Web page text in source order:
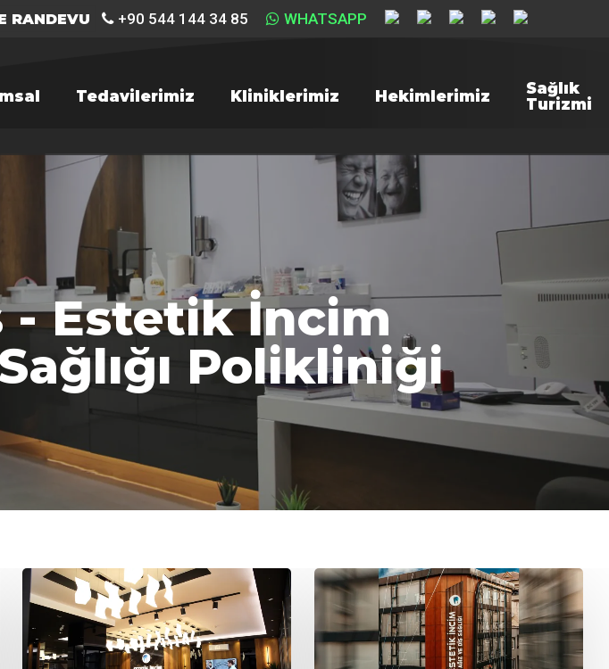
RANDEVU +90 544 144 34 85 WHATSAPP
Tedavilerimiz Kliniklerimiz Hekimlerimiz
Sağlık
Turizmi
- Estetik İncim
Polikliniği